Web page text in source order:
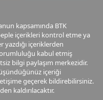
kapsamında BTK
içerikleri kontrol etme ya
içeriklerden
kabul etmiş
bilgi paylaşım merkezidir.
içeriği
geçerek bildirebilirsiniz.
kaldırılacaktır.